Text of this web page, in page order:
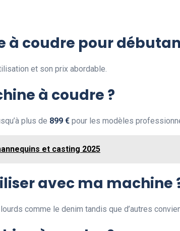
coudre pour
et son prix abordable.
à coudre ?
plus de 899 € pour les modèles
et casting 2025
avec ma machine
comme le denim tandis que d’autres